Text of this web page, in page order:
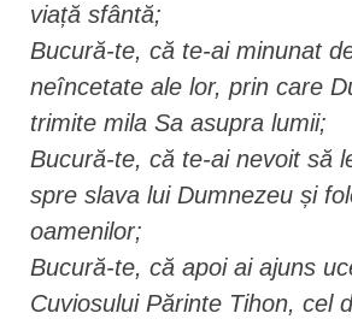
viață sfântă;
Bucură-te, că te-ai minunat
neîncetate ale lor, prin care
trimite mila Sa asupra lumii;
Bucură-te, că te-ai nevoit să
spre slava lui Dumnezeu și
oamenilor;
Bucură-te, că apoi ai ajuns
Cuviosului Părinte Tihon, cel